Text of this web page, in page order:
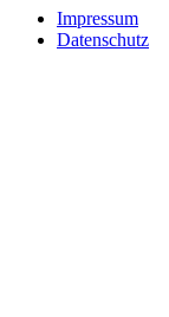
Impressum
Datenschutz